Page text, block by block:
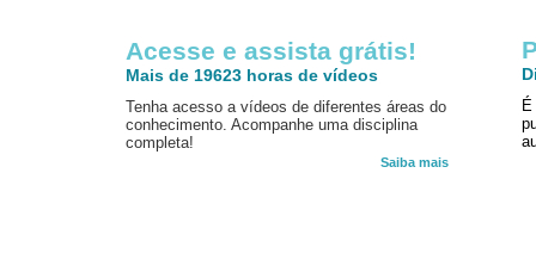
Acesse e assista grátis!
Mais de 19623 horas de vídeos
Tenha acesso a vídeos de diferentes áreas do
conhecimento. Acompanhe uma disciplina
completa!
Saiba mais